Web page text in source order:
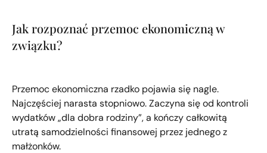
Jak rozpoznać przemoc ekonomiczną w
związku?
Przemoc ekonomiczna rzadko pojawia się nagle.
Najczęściej narasta stopniowo. Zaczyna się od kontroli
wydatków „dla dobra rodziny”, a kończy całkowitą
utratą samodzielności finansowej przez jednego z
małżonków.